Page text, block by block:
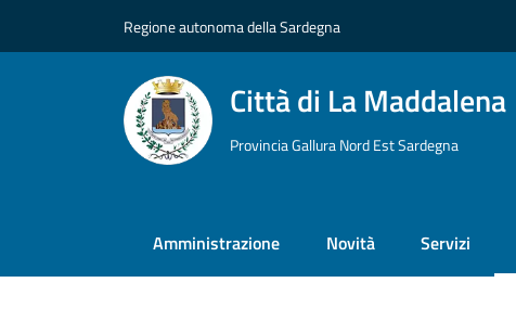
Regione autonoma della Sardegna
Città di La Maddalena
Provincia Gallura Nord Est Sardegna
Amministrazione Novità Servizi